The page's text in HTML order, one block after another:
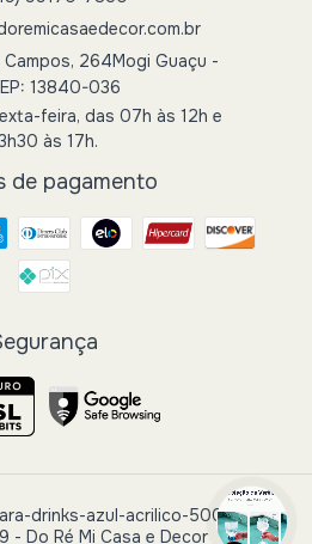
Campos, 264Mogi Guaçu -
13840-036
feira, das 07h às 12h e
às 17h.
de pagamento
drinks-azul-acrilico-50062-
- Do Ré Mi Casa e Decor